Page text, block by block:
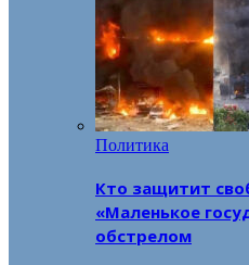
Политика
Кто защитит
«Маленькое
обстрелом